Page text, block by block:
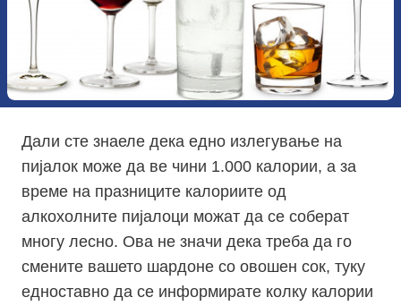
Дали сте знаеле дека едно излегување на
пијалок може да ве чини 1.000 калории, а за
време на празниците калориите од
aлкохолните пијалоци можат да се соберат
многу лесно. Ова не значи дека треба да го
смените вашето шардоне со овошен сок, туку
едноставно да се информирате колку калории